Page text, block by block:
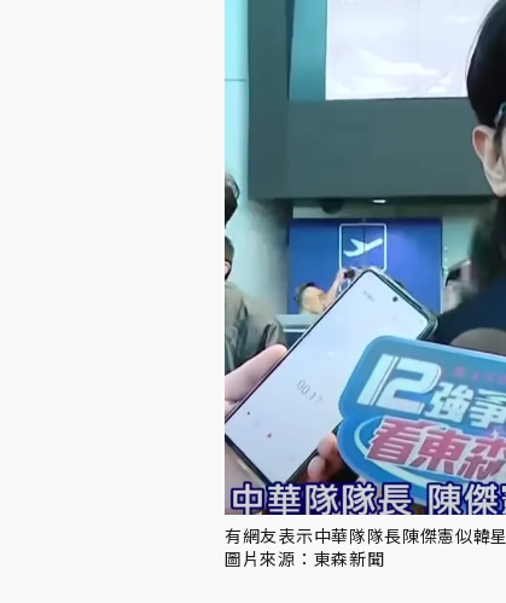
有網友表示中華隊隊長陳傑憲似韓星
圖片來源：東森新聞